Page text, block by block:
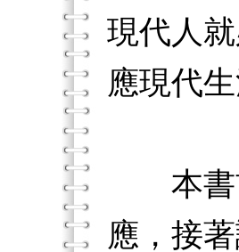
現代人
應現代
本書首
應，接